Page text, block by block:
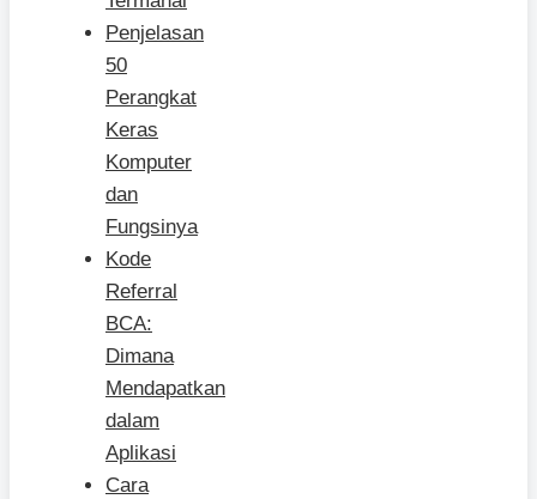
Penjelasan
50
Perangkat
Keras
Komputer
dan
Fungsinya
Kode
Referral
BCA:
Dimana
Mendapatkan
dalam
Aplikasi
Cara